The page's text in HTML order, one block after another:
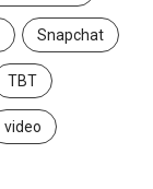
Snapchat
TBT
video